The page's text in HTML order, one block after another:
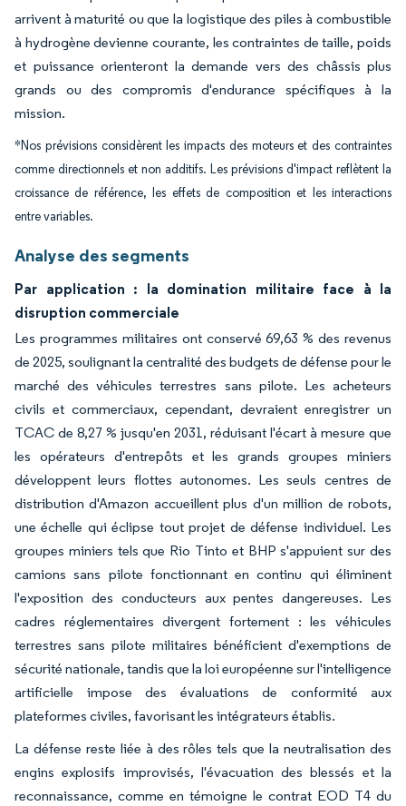
arrivent à maturité ou que la logistique des piles à combustible
à hydrogène devienne courante, les contraintes de taille, poids
et puissance orienteront la demande vers des châssis plus
grands ou des compromis d'endurance spécifiques à la
mission.
*Nos prévisions considèrent les impacts des moteurs et des contraintes
comme directionnels et non additifs. Les prévisions d'impact reflètent la
croissance de référence, les effets de composition et les interactions
entre variables.
Analyse des segments
Par application : la domination militaire face à la
disruption commerciale
Les programmes militaires ont conservé 69,63 % des revenus
de 2025, soulignant la centralité des budgets de défense pour le
marché des véhicules terrestres sans pilote. Les acheteurs
civils et commerciaux, cependant, devraient enregistrer un
TCAC de 8,27 % jusqu'en 2031, réduisant l'écart à mesure que
les opérateurs d'entrepôts et les grands groupes miniers
développent leurs flottes autonomes. Les seuls centres de
distribution d'Amazon accueillent plus d'un million de robots,
une échelle qui éclipse tout projet de défense individuel. Les
groupes miniers tels que Rio Tinto et BHP s'appuient sur des
camions sans pilote fonctionnant en continu qui éliminent
l'exposition des conducteurs aux pentes dangereuses. Les
cadres réglementaires divergent fortement : les véhicules
terrestres sans pilote militaires bénéficient d'exemptions de
sécurité nationale, tandis que la loi européenne sur l'intelligence
artificielle impose des évaluations de conformité aux
plateformes civiles, favorisant les intégrateurs établis.
La défense reste liée à des rôles tels que la neutralisation des
engins explosifs improvisés, l'évacuation des blessés et la
reconnaissance, comme en témoigne le contrat EOD T4 du